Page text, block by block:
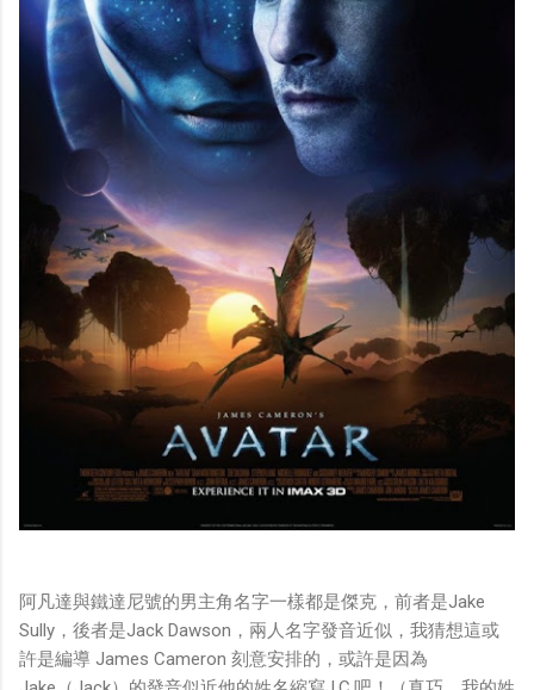
阿凡達與鐵達尼號的男主角名字一樣都是傑克，前者是Jake
Sully，後者是Jack Dawson，兩人名字發音近似，我猜想這或
許是編導 James Cameron 刻意安排的，或許是因為